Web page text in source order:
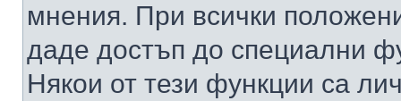
мнения. При всички
даде достъп до специални
Някои от тези функции са